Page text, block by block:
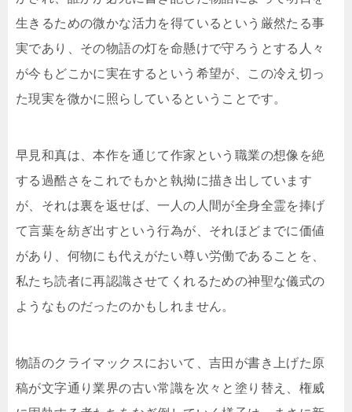
生きるための微かな活力を得ているという厳然たる事
実であり、その物語の灯を命懸けで守ろうとする人々
が今もどこかに実在するという希望が、この冷え切っ
た現実を微かに照らしているということです。
早見和真は、本作を通じて作家という職業の想像を絶
する過酷さをこれでもかと執拗に描き出しています
が、それは裏を返せば、一人の人間が全身全霊を捧げ
て言葉を紡ぎ出すという行為が、それほどまでに価値
があり、何物にも代えがたい尊い労働であることを、
私たち読者に再認識させてくれるための神聖な儀式の
ようなものだったのかもしれません。
物語のクライマックスにおいて、吉田が書き上げた原
稿が文字通り業界の古い常識を次々と塗り替え、権威